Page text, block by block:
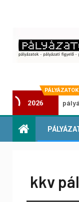
PÁLYÁZATOK
2026
Alkotói pályázat
kkv